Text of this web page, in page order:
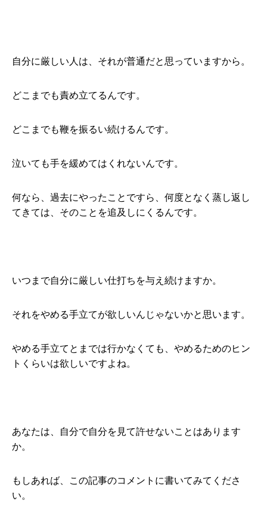
自分に厳しい人は、それが普通だと思っていますから。
どこまでも責め立てるんです。
どこまでも鞭を振るい続けるんです。
泣いても手を緩めてはくれないんです。
何なら、過去にやったことですら、何度となく蒸し返し
てきては、そのことを追及しにくるんです。
いつまで自分に厳しい仕打ちを与え続けますか。
それをやめる手立てが欲しいんじゃないかと思います。
やめる手立てとまでは行かなくても、やめるためのヒン
トくらいは欲しいですよね。
あなたは、自分で自分を見て許せないことはあります
か。
もしあれば、この記事のコメントに書いてみてくださ
い。